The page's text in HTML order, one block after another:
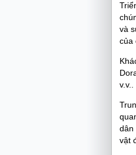
và
của
dân
vật